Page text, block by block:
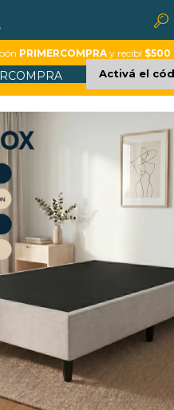
PRIMERCOMPRA y recibí $500
Activá el